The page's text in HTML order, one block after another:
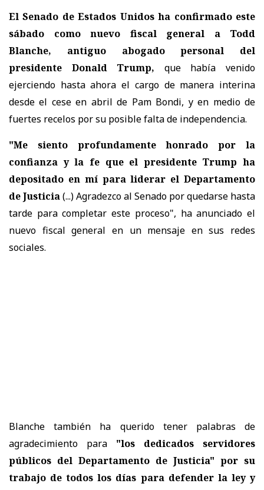
El Senado de Estados Unidos ha confirmado este
sábado como nuevo fiscal general a Todd
Blanche, antiguo abogado personal del
presidente Donald Trump, que había venido
ejerciendo hasta ahora el cargo de manera interina
desde el cese en abril de Pam Bondi, y en medio de
fuertes recelos por su posible falta de independencia.
"Me siento profundamente honrado por la
confianza y la fe que el presidente Trump ha
depositado en mí para liderar el Departamento
de Justicia(...) Agradezco al Senado por quedarse hasta
tarde para completar este proceso", ha anunciado el
nuevo fiscal general en un mensaje en sus redes
sociales.
Blanche también ha querido tener palabras de
agradecimiento para "los dedicados servidores
públicos del Departamento de Justicia" por su
trabajo de todos los días para defender la ley y